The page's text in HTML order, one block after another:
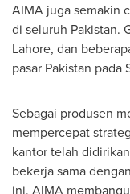
AIMA juga semakin
di seluruh Pakistan.
Lahore, dan
pasar Pakistan pada
Sebagai produsen
mempercepat
kantor telah didirikan
bekerja sama